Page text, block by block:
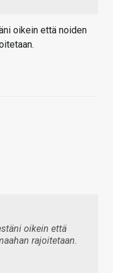
oikein että noiden
oikein että
rajoitetaan.